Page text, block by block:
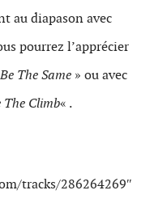
au diapason avec
pourrez l’apprécier
The Same » ou avec
The Climb« .
tracks/286264269″